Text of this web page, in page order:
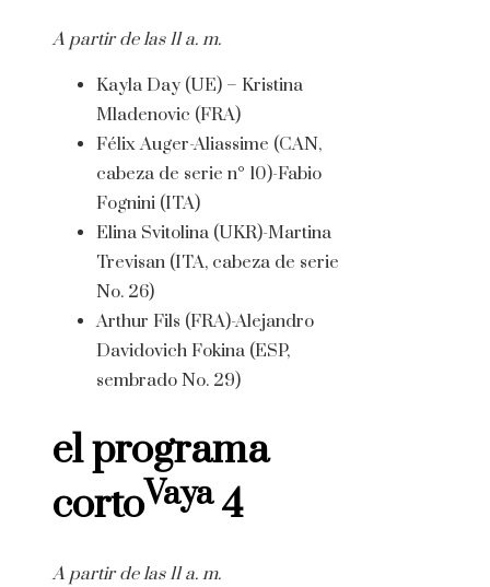
A partir de las 11 a. m.
Kayla Day (UE) – Kristina
Mladenovic (FRA)
Félix Auger-Aliassime (CAN,
cabeza de serie n° 10)-Fabio
Fognini (ITA)
Elina Svitolina (UKR)-Martina
Trevisan (ITA, cabeza de serie
No. 26)
Arthur Fils (FRA)-Alejandro
Davidovich Fokina (ESP,
sembrado No. 29)
el programa
cortoVaya4
A partir de las 11 a. m.